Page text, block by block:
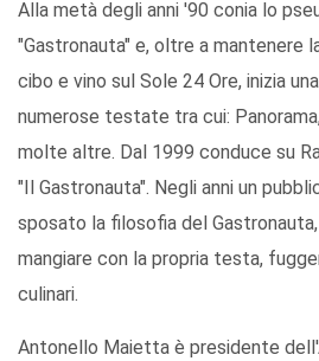
Alla metà degli anni '90 conia lo
"Gastronauta" e, oltre a mantenere
cibo e vino sul Sole 24 Ore, inizia
numerose testate tra cui:
molte altre. Dal 1999 conduce su
"Il Gastronauta". Negli anni un
sposato la filosofia del
mangiare con la propria testa,
culinari.
Antonello Maietta è presidente